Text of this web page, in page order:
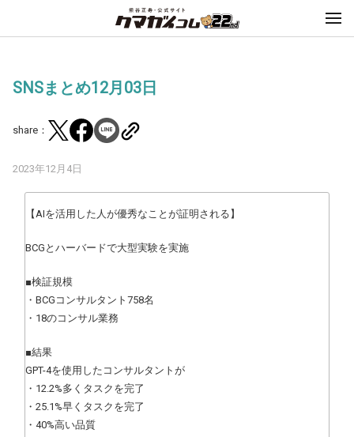
SNSまとめ12月03日
share：
2023年12月4日
【AIを活用した人が優秀なことが証明される】
BCGとハーバードで大型実験を実施
■検証規模
・BCGコンサルタント758名
・18のコンサル業務
■結果
GPT-4を使用したコンサルタントが
・12.2%多くタスクを完了
・25.1%早くタスクを完了
・40%高い品質